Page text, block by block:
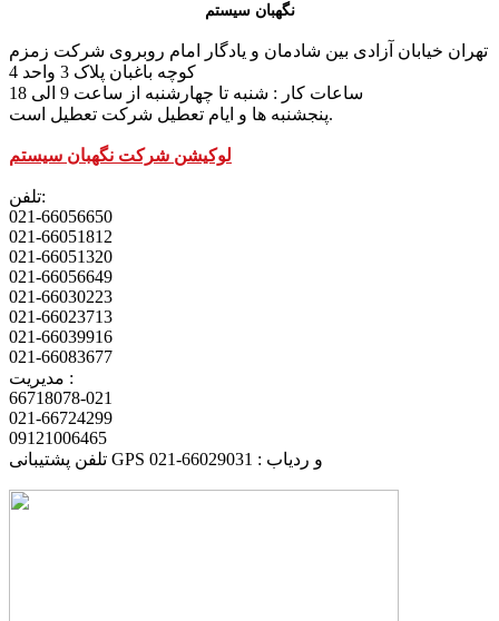
نگهبان سیستم
تهران خیابان آزادی بین شادمان و یادگار امام روبروی شرکت زمزم
کوچه باغبان پلاک 3 واحد 4
پنجشنبه ها و ایام تعطیل شرکت تعطیل است.
لوکیشن شرکت نگهبان سیستم
تلفن:
021-66056650
021-66051812
021-66051320
021-66056649
021-66030223
021-66023713
021-66039916
021-66083677
مدیریت :
66718078-021
021-66724299
09121006465
تلفن پشتیبانی GPS و ردیاب : 66029031-021